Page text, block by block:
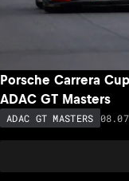
Porsche Carrera
ADAC GT Masters
ADAC GT MASTERS